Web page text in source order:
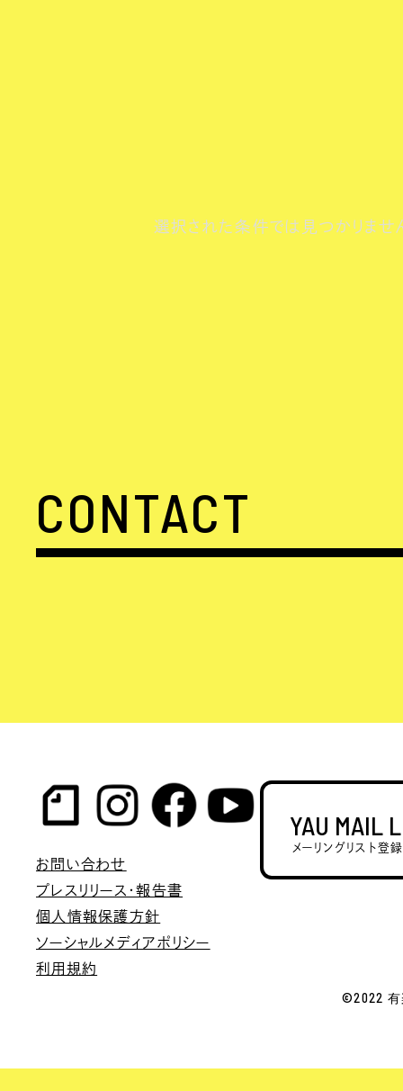
選択された条件では見つかりませ
CONTACT
YAU MAIL
メーリングリスト登
お問い合わせ
プレスリリース・報告書
個人情報保護方針
ソーシャルメディアポリシー
利用規約
©2022 有